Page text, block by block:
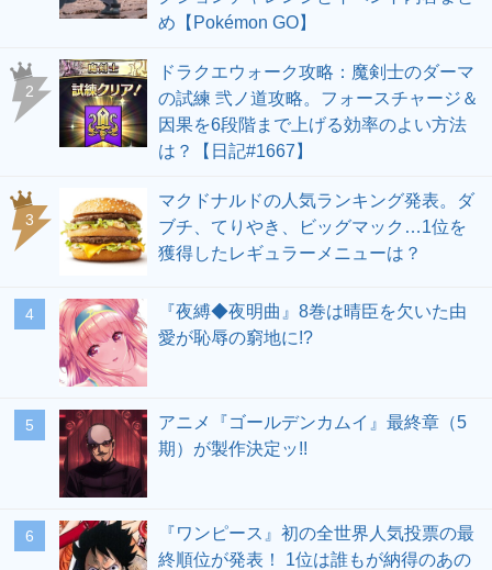
め【Pokémon GO】
ドラクエウォーク攻略：魔剣士のダーマ
の試練 弐ノ道攻略。フォースチャージ＆
因果を6段階まで上げる効率のよい方法
は？【日記#1667】
マクドナルドの人気ランキング発表。ダ
ブチ、てりやき、ビッグマック…1位を
獲得したレギュラーメニューは？
『夜縛◆夜明曲』8巻は晴臣を欠いた由
愛が恥辱の窮地に!?
アニメ『ゴールデンカムイ』最終章（5
期）が製作決定ッ!!
『ワンピース』初の全世界人気投票の最
終順位が発表！ 1位は誰もが納得のあの